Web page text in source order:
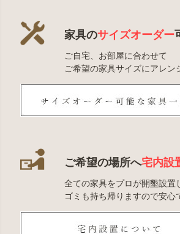
家具のサイズオーダー
ご自宅、お部屋に合わせて
ご希望の家具サイズにアレン
ご希望の場所へ宅内設
全ての家具をプロが開墾設置
ゴミも持ち帰りますので安心